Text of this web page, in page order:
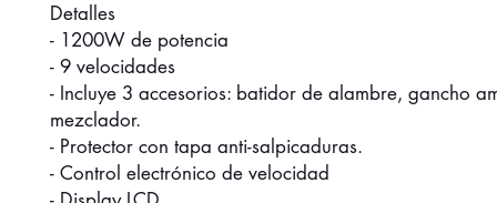
Detalles
- 1200W de potencia
- 9 velocidades
- Incluye 3 accesorios: batidor de alambre, gancho
mezclador.
- Protector con tapa anti-salpicaduras.
- Control electrónico de velocidad